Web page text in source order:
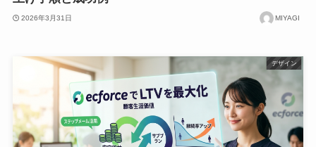
2026年3月31日 MIYAGI
デザイン